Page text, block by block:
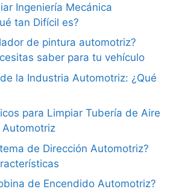
Ingeniería Mecánica
tan Difícil es?
de pintura automotriz?
saber para tu vehículo
la Industria Automotriz: ¿Qué
para Limpiar Tubería de Aire
de Dirección Automotriz?
de Encendido Automotriz?